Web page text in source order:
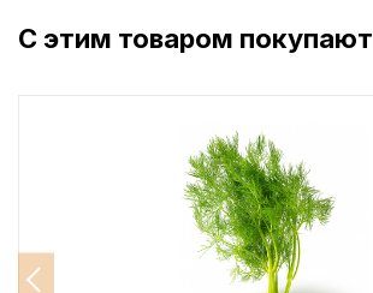
С этим товаром покупают